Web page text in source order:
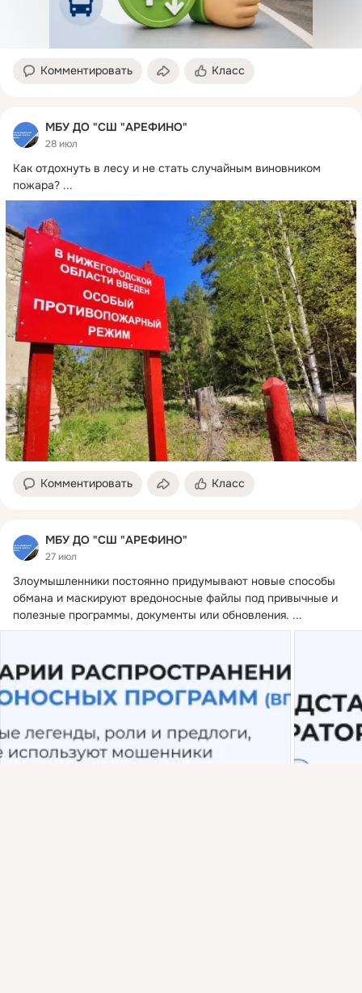
Комментировать Класс
МБУ ДО "СШ "АРЕФИНО"
28 июл
Как отдохнуть в лесу и не стать случайным виновником
пожара? ...
Комментировать Класс
МБУ ДО "СШ "АРЕФИНО"
27 июл
Злоумышленники постоянно придумывают новые способы
обмана и маскируют вредоносные файлы под привычные и
полезные программы, документы или обновления. ...